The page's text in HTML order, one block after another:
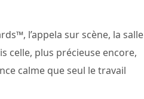
l’appela sur scène, la salle
celle, plus précieuse encore,
calme que seul le travail